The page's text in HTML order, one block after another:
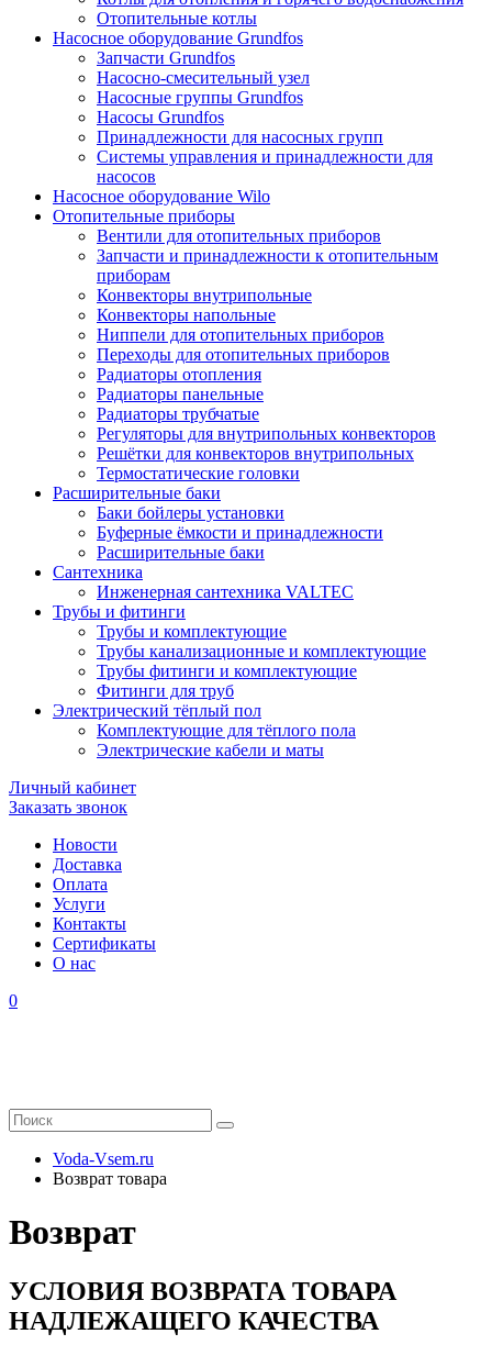
Отопительные котлы
Насосное оборудование Grundfos
Запчасти Grundfos
Насосно-смесительный узел
Насосные группы Grundfos
Насосы Grundfos
Принадлежности для насосных групп
Системы управления и принадлежности для
насосов
Насосное оборудование Wilo
Отопительные приборы
Вентили для отопительных приборов
Запчасти и принадлежности к отопительным
приборам
Конвекторы внутрипольные
Конвекторы напольные
Ниппели для отопительных приборов
Переходы для отопительных приборов
Радиаторы отопления
Радиаторы панельные
Радиаторы трубчатые
Регуляторы для внутрипольных конвекторов
Решётки для конвекторов внутрипольных
Термостатические головки
Расширительные баки
Баки бойлеры установки
Буферные ёмкости и принадлежности
Расширительные баки
Сантехника
Инженерная сантехника VALTEC
Трубы и фитинги
Трубы и комплектующие
Трубы канализационные и комплектующие
Трубы фитинги и комплектующие
Фитинги для труб
Электрический тёплый пол
Комплектующие для тёплого пола
Электрические кабели и маты
Личный кабинет
Заказать звонок
Новости
Доставка
Оплата
Услуги
Контакты
Cертификаты
О нас
0
Voda-Vsem.ru
Возврат товара
Возврат
УСЛОВИЯ ВОЗВРАТА ТОВАРА
НАДЛЕЖАЩЕГО КАЧЕСТВА